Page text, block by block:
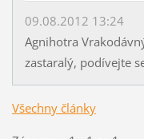
09.08.2012 13:24
Agnihotra
zastaralý, podívejte
Všechny články